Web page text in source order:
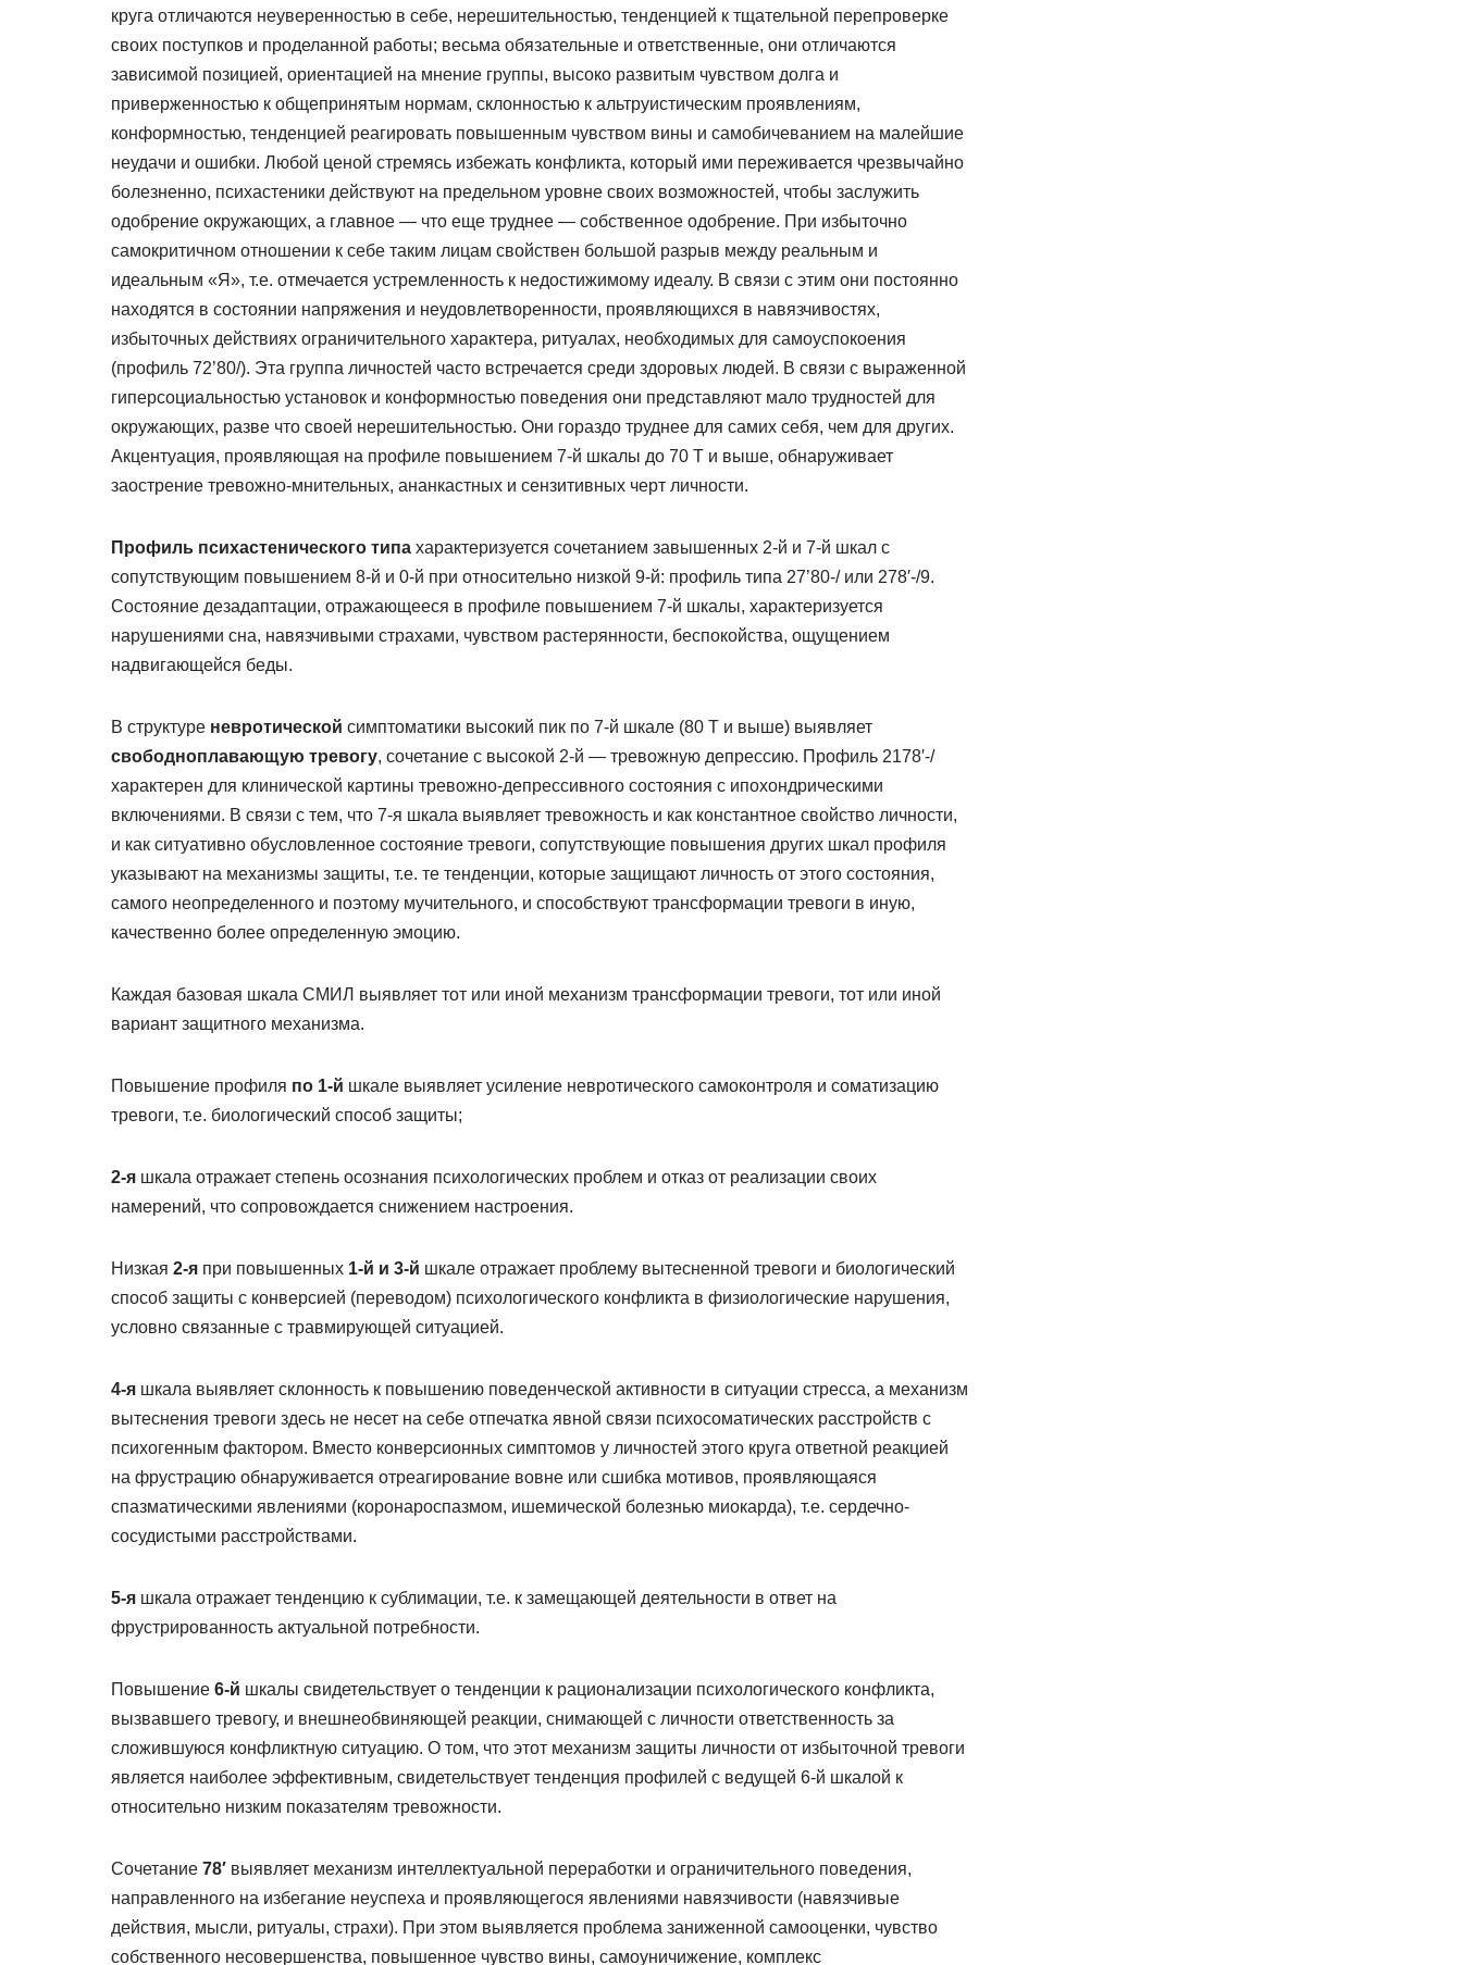
круга отличаются неуверенностью в себе, нерешительностью, тенденцией к тщательной перепроверке
своих поступков и проделанной работы; весьма обязательные и ответственные, они отличаются
зависимой позицией, ориентацией на мнение группы, высоко развитым чувством долга и
приверженностью к общепринятым нормам, склонностью к альтруистическим проявлениям,
конформностью, тенденцией реагировать повышенным чувством вины и самобичеванием на малейшие
неудачи и ошибки. Любой ценой стремясь избежать конфликта, который ими переживается чрезвычайно
болезненно, психастеники действуют на предельном уровне своих возможностей, чтобы заслужить
одобрение окружающих, а главное — что еще труднее — собственное одобрение. При избыточно
самокритичном отношении к себе таким лицам свойствен большой разрыв между реальным и
идеальным «Я», т.е. отмечается устремленность к недостижимому идеалу. В связи с этим они постоянно
находятся в состоянии напряжения и неудовлетворенности, проявляющихся в навязчивостях,
избыточных действиях ограничительного характера, ритуалах, необходимых для самоуспокоения
(профиль 72’80/). Эта группа личностей часто встречается среди здоровых людей. В связи с выраженной
гиперсоциальностью установок и конформностью поведения они представляют мало трудностей для
окружающих, разве что своей нерешительностью. Они гораздо труднее для самих себя, чем для других.
Акцентуация, проявляющая на профиле повышением 7-й шкалы до 70 Т и выше, обнаруживает
заострение тревожно-мнительных, ананкастных и сензитивных черт личности.
Профиль психастенического типа характеризуется сочетанием завышенных 2-й и 7-й шкал с
сопутствующим повышением 8-й и 0-й при относительно низкой 9-й: профиль типа 27’80-/ или 278′-/9.
Состояние дезадаптации, отражающееся в профиле повышением 7-й шкалы, характеризуется
нарушениями сна, навязчивыми страхами, чувством растерянности, беспокойства, ощущением
надвигающейся беды.
В структуре невротической симптоматики высокий пик по 7-й шкале (80 Т и выше) выявляет
свободноплавающую тревогу, сочетание с высокой 2-й — тревожную депрессию. Профиль 2178′-/
характерен для клинической картины тревожно-депрессивного состояния с ипохондрическими
включениями. В связи с тем, что 7-я шкала выявляет тревожность и как константное свойство личности,
и как ситуативно обусловленное состояние тревоги, сопутствующие повышения других шкал профиля
указывают на механизмы защиты, т.е. те тенденции, которые защищают личность от этого состояния,
самого неопределенного и поэтому мучительного, и способствуют трансформации тревоги в иную,
качественно более определенную эмоцию.
Каждая базовая шкала СМИЛ выявляет тот или иной механизм трансформации тревоги, тот или иной
вариант защитного механизма.
Повышение профиля по 1-й шкале выявляет усиление невротического самоконтроля и соматизацию
тревоги, т.е. биологический способ защиты;
2-я шкала отражает степень осознания психологических проблем и отказ от реализации своих
намерений, что сопровождается снижением настроения.
Низкая 2-я при повышенных 1-й и 3-й шкале отражает проблему вытесненной тревоги и биологический
способ защиты с конверсией (переводом) психологического конфликта в физиологические нарушения,
условно связанные с травмирующей ситуацией.
4-я шкала выявляет склонность к повышению поведенческой активности в ситуации стресса, а механизм
вытеснения тревоги здесь не несет на себе отпечатка явной связи психосоматических расстройств с
психогенным фактором. Вместо конверсионных симптомов у личностей этого круга ответной реакцией
на фрустрацию обнаруживается отреагирование вовне или сшибка мотивов, проявляющаяся
спазматическими явлениями (коронароспазмом, ишемической болезнью миокарда), т.е. сердечно-
сосудистыми расстройствами.
5-я шкала отражает тенденцию к сублимации, т.е. к замещающей деятельности в ответ на
фрустрированность актуальной потребности.
Повышение 6-й шкалы свидетельствует о тенденции к рационализации психологического конфликта,
вызвавшего тревогу, и внешнеобвиняющей реакции, снимающей с личности ответственность за
сложившуюся конфликтную ситуацию. О том, что этот механизм защиты личности от избыточной тревоги
является наиболее эффективным, свидетельствует тенденция профилей с ведущей 6-й шкалой к
относительно низким показателям тревожности.
Сочетание 78′ выявляет механизм интеллектуальной переработки и ограничительного поведения,
направленного на избегание неуспеха и проявляющегося явлениями навязчивости (навязчивые
действия, мысли, ритуалы, страхи). При этом выявляется проблема заниженной самооценки, чувство
собственного несовершенства, повышенное чувство вины, самоуничижение, комплекс